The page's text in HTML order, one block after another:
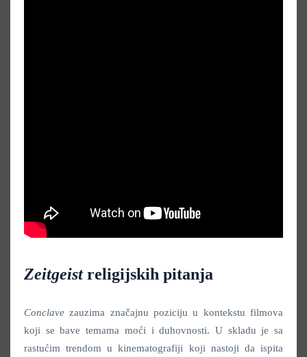
Zeitgeistreligijskih pitanja
Conclavezauzima značajnu poziciju u kontekstu filmova
koji se bave temama moći i duhovnosti. U skladu je sa
rastućim trendom u kinematografiji koji nastoji da ispita